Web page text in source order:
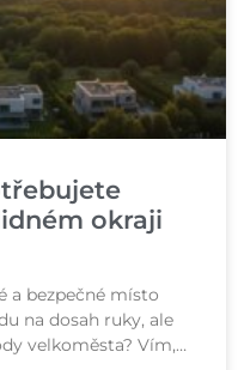
okraji
a bezpečné místo
na dosah ruky, ale
velkoměsta? Vím,…